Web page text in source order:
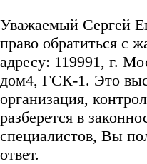
Уважаемый Сергей
право обратиться с
адресу: 119991, г.
дом4, ГСК-1. Это
организация,
разберется в
специалистов, Вы
ответ.